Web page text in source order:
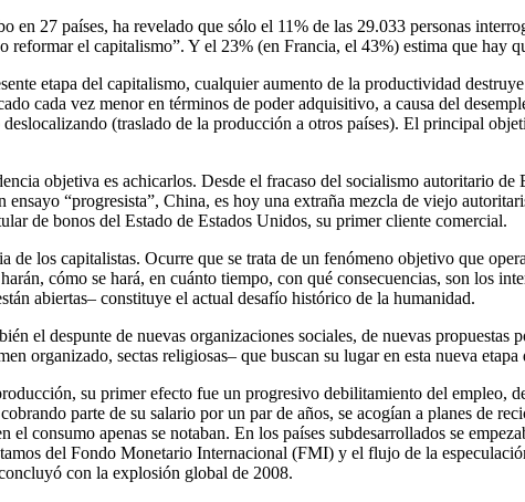
27 países, ha revelado que sólo el 11% de las 29.033 personas
el capitalismo”. Y el 23% (en Francia, el 43%) estima que hay
etapa del capitalismo, cualquier aumento de la productividad
cada vez menor en términos de poder adquisitivo, a causa del
(traslado de la producción a otros países). El principal
objetiva es achicarlos. Desde el fracaso del socialismo autoritario
“progresista”, China, es hoy una extraña mezcla de viejo
de bonos del Estado de Estados Unidos, su primer cliente comercial.
los capitalistas. Ocurre que se trata de un fenómeno objetivo que
cómo se hará, en cuánto tiempo, con qué consecuencias, son los
abiertas– constituye el actual desafío histórico de la humanidad.
el despunte de nuevas organizaciones sociales, de nuevas propuestas
organizado, sectas religiosas– que buscan su lugar en esta nueva etapa
su primer efecto fue un progresivo debilitamiento del empleo,
parte de su salario por un par de años, se acogían a planes de
consumo apenas se notaban. En los países subdesarrollados se
del Fondo Monetario Internacional (FMI) y el flujo de la
con la explosión global de 2008.